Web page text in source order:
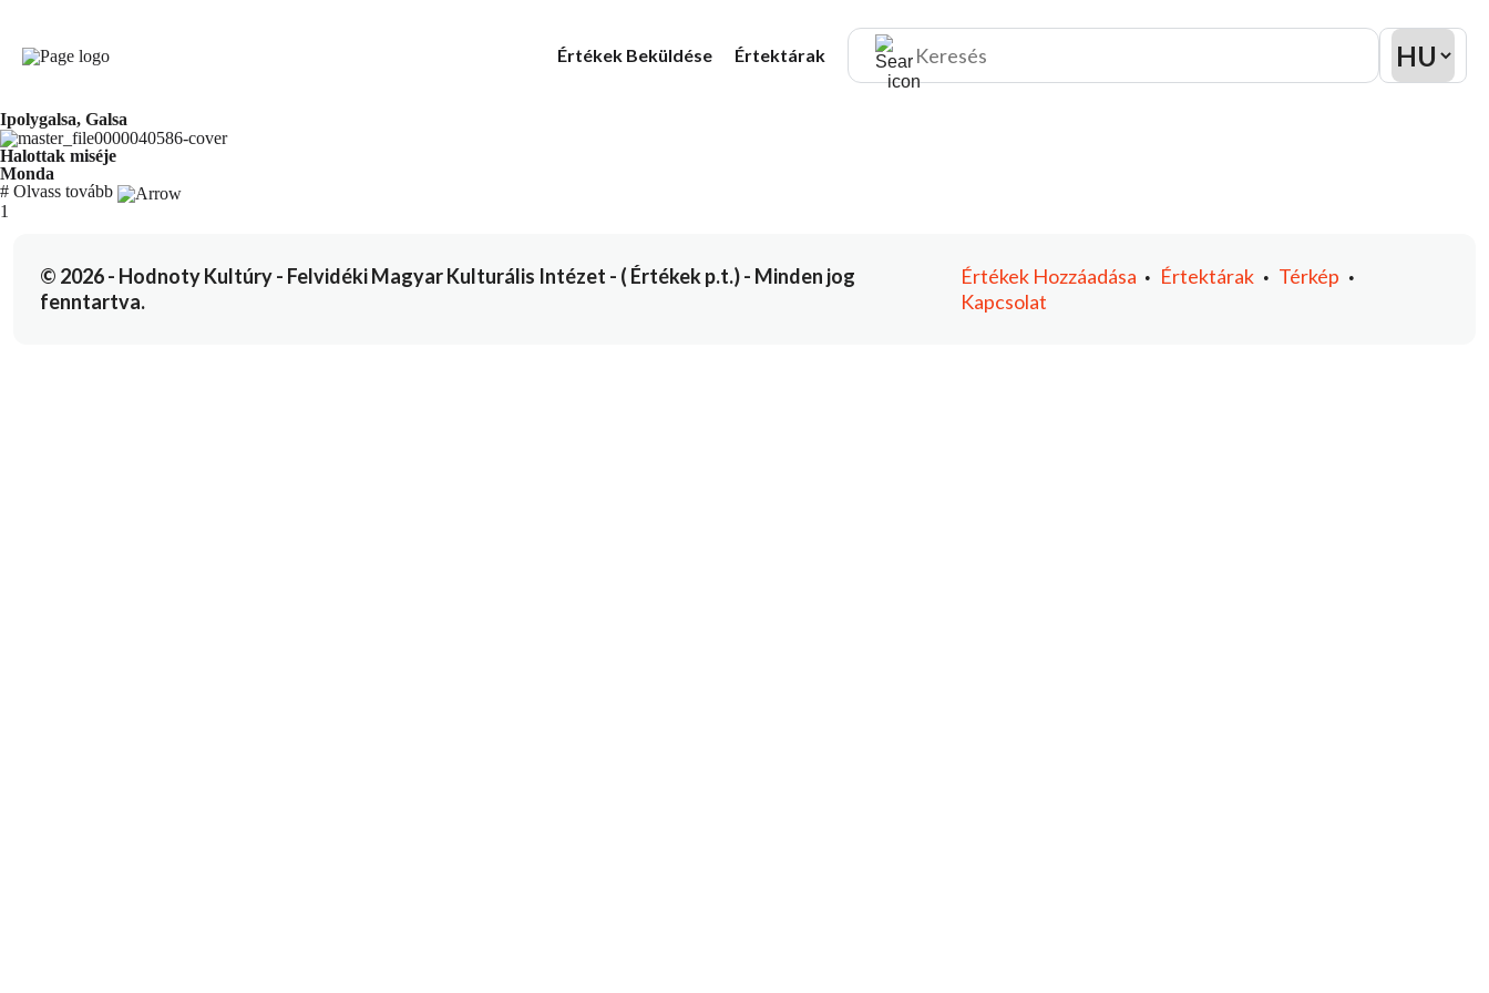
Értékek Beküldése Értektárak
Ipolygalsa, Galsa
Halottak miséje
Monda
# Olvass tovább
You're currently reading page
1
© 2026 - Hodnoty Kultúry - Felvidéki Magyar Kulturális Intézet - ( Értékek p.t.) - Minden jog
fenntartva.
Értékek Hozzáadása • Értektárak • Térkép •
Kapcsolat